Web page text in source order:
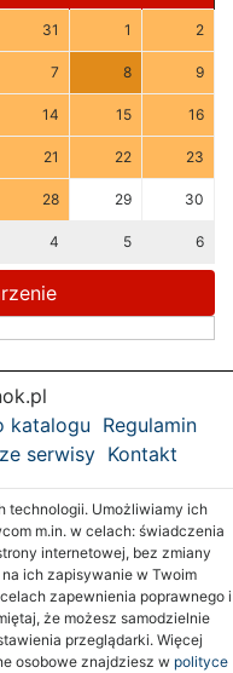
31 1 2
7 8 9
14 15 16
21 22 23
28 29 30
4 5 6
katalogu Regulamin
serwisy Kontakt
technologii. Umożliwiamy ich
m.in. w celach: świadczenia
internetowej, bez zmiany
ich zapisywanie w Twoim
zapewnienia poprawnego i
że możesz samodzielnie
przeglądarki. Więcej
osobowe znajdziesz w polityce